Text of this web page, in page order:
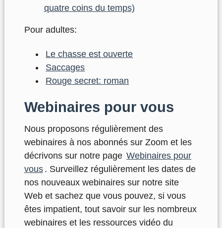
quatre coins du temps)
Pour adultes:
Le chasse est ouverte
Saccages
Rouge secret: roman
Webinaires pour vous
Nous proposons régulièrement des
webinaires à nos abonnés sur Zoom et les
décrivons sur notre page Webinaires pour
vous . Surveillez régulièrement les dates de
nos nouveaux webinaires sur notre site
Web et sachez que vous pouvez, si vous
êtes impatient, tout savoir sur les nombreux
webinaires et les ressources vidéo du